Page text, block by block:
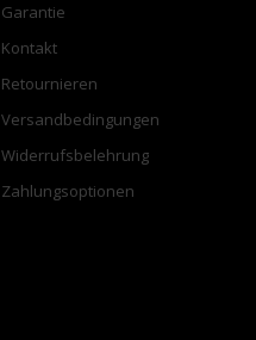
Garantie
Kontakt
Retournieren
Versandbedingungen
Widerrufsbelehrung
Zahlungsoptionen